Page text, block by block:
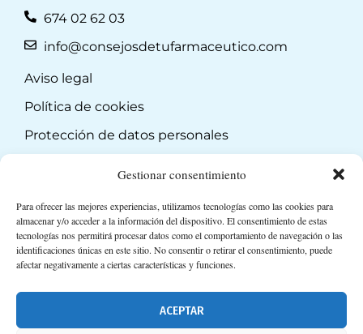
Gestionar consentimiento
Para ofrecer las mejores experiencias, utilizamos tecnologías como las cookies para
almacenar y/o acceder a la información del dispositivo. El consentimiento de estas
tecnologías nos permitirá procesar datos como el comportamiento de navegación o las
identificaciones únicas en este sitio. No consentir o retirar el consentimiento, puede
afectar negativamente a ciertas características y funciones.
ACEPTAR
674 02 62 03
info@consejosdetufarmaceutico.com
Aviso legal
Política de cookies
Protección de datos personales